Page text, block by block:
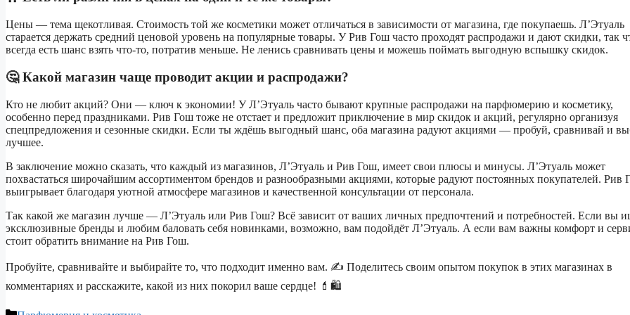
Цены — тема щекотливая. Стоимость той же косметики может отличаться в зависимости от магазина, где покупаешь. Л’Этуаль
старается держать средний ценовой уровень на популярные товары. У Рив Гош часто проходят распродажи и дают скидки, так
всегда есть шанс взять что-то, потратив меньше. Не ленись сравнивать цены и можешь поймать выгодную вспышку скидок.
🤔 Какой магазин чаще проводит акции и распродажи?
Кто не любит акций? Они — ключ к экономии! У Л’Этуаль часто бывают крупные распродажи на парфюмерию и косметику,
особенно перед праздниками. Рив Гош тоже не отстает и предложит приключение в мир скидок и акций, регулярно организуя
спецпредложения и сезонные скидки. Если ты ждёшь выгодный шанс, оба магазина радуют акциями — пробуй, сравнивай и
лучшее.
В заключение можно сказать, что каждый из магазинов, Л’Этуаль и Рив Гош, имеет свои плюсы и минусы. Л’Этуаль может
похвастаться широчайшим ассортиментом брендов и разнообразными акциями, которые радуют постоянных покупателей. Рив
выигрывает благодаря уютной атмосфере магазинов и качественной консультации от персонала.
Так какой же магазин лучше — Л’Этуаль или Рив Гош? Всё зависит от ваших личных предпочтений и потребностей. Если вы
эксклюзивные бренды и любим баловать себя новинками, возможно, вам подойдёт Л’Этуаль. А если вам важны комфорт и
стоит обратить внимание на Рив Гош.
Пробуйте, сравнивайте и выбирайте то, что подходит именно вам. ✍️ Поделитесь своим опытом покупок в этих магазинах в
комментариях и расскажите, какой из них покорил ваше сердце! 💄🛍️